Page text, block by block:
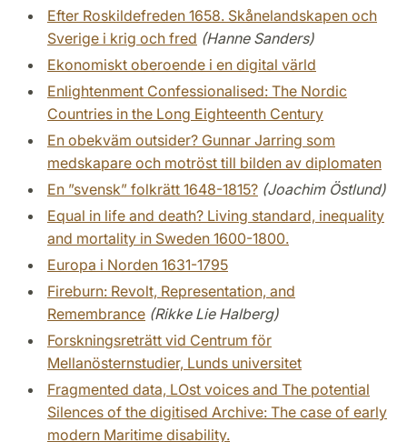
Efter Roskildefreden 1658. Skånelandskapen och
Sverige i krig och fred (Hanne Sanders)
Ekonomiskt oberoende i en digital värld
Enlightenment Confessionalised: The Nordic
Countries in the Long Eighteenth Century
En obekväm outsider? Gunnar Jarring som
medskapare och motröst till bilden av diplomaten
En ”svensk” folkrätt 1648-1815? (Joachim Östlund)
Equal in life and death? Living standard, inequality
and mortality in Sweden 1600-1800.
Europa i Norden 1631-1795
Fireburn: Revolt, Representation, and
Remembrance (Rikke Lie Halberg)
Forskningsreträtt vid Centrum för
Mellanösternstudier, Lunds universitet
Fragmented data, LOst voices and The potential
Silences of the digitised Archive: The case of early
modern Maritime disability.